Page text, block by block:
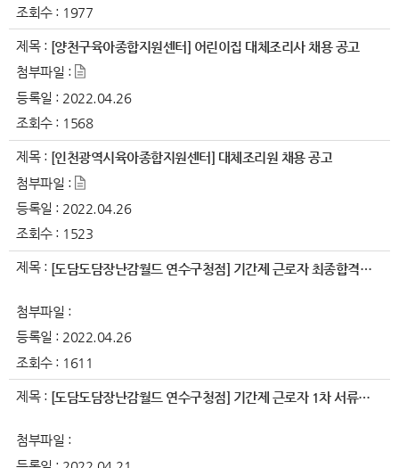
조회수 : 1977
제목 : [양천구육아종합지원센터] 어린이집 대체조리사 채용 공고
첨부파일 :
등록일 : 2022.04.26
조회수 : 1568
제목 : [인천광역시육아종합지원센터] 대체조리원 채용 공고
첨부파일 :
등록일 : 2022.04.26
조회수 : 1523
제목 : [도담도담장난감월드 연수구청점] 기간제 근로자 최종합격자 공지
첨부파일 :
등록일 : 2022.04.26
조회수 : 1611
제목 : [도담도담장난감월드 연수구청점] 기간제 근로자 1차 서류합격자 공지
첨부파일 :